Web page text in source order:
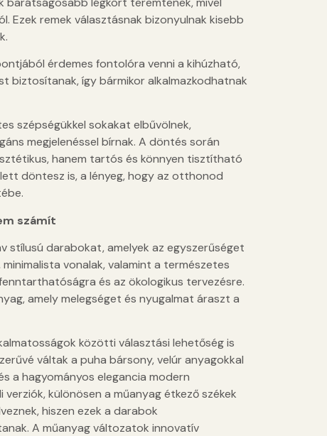
Ezek remek választásnak bizonyulnak kisebb
érdemes fontolóra venni a kihúzható,
biztosítanak, így bármikor alkalmazkodhatnak
szépségükkel sokakat elbűvölnek,
megjelenéssel bírnak. A döntés során
hanem tartós és könnyen tisztítható
döntesz is, a lényeg, hogy az otthonod
számít
darabokat, amelyek az egyszerűséget
vonalak, valamint a természetes
és az ökologikus tervezésre.
amely melegséget és nyugalmat áraszt a
közötti választási lehetőség is
váltak a puha bársony, velúr anyagokkal
a hagyományos elegancia modern
különösen a műanyag étkező székek
hiszen ezek a darabok
A műanyag változatok innovatív